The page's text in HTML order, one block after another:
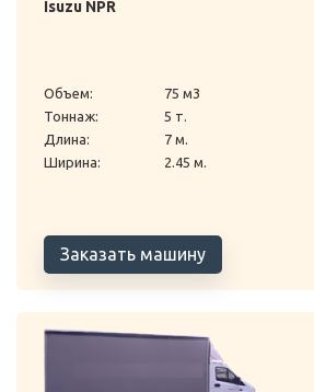
Isuzu NPR
Объем:
75 м3
Тоннаж:
5 т.
Длина:
7 м.
Ширина:
2.45 м.
Заказать машину